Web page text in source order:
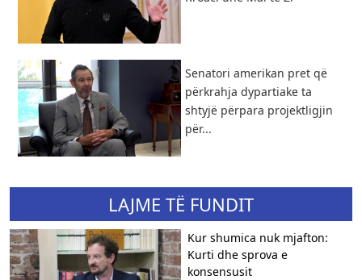
Senatori amerikan pret që
përkrahja dypartiake ta
shtyjë përpara projektligjin
për...
LAJME TË FUNDIT
Kur shumica nuk mjafton:
Kurti dhe sprova e
konsensusit